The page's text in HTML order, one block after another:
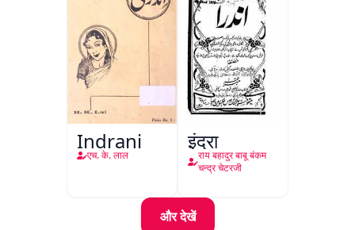
Indrani
एच. के. लाल
इंद्रा
राय बहादुर बाबू बंकम
चन्द्र चेटरजी
और देखें